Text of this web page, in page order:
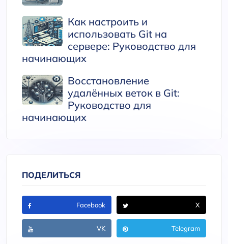
Как настроить и
использовать Git на
сервере: Руководство для
начинающих
Восстановление
удалённых веток в Git:
Руководство для
начинающих
ПОДЕЛИТЬСЯ
Facebook X
VK Telegram